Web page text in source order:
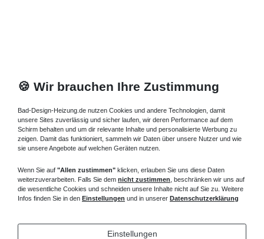
🍪 Wir brauchen Ihre Zustimmung
Bad-Design-Heizung.de nutzen Cookies und andere Technologien, damit
unsere Sites zuverlässig und sicher laufen, wir deren Performance auf dem
Schirm behalten und um dir relevante Inhalte und personalisierte Werbung zu
zeigen. Damit das funktioniert, sammeln wir Daten über unsere Nutzer und wie
sie unsere Angebote auf welchen Geräten nutzen.
Wenn Sie auf "Allen zustimmen" klicken, erlauben Sie uns diese Daten
weiterzuverarbeiten. Falls Sie dem nicht zustimmen , beschränken wir uns auf
die wesentliche Cookies und schneiden unsere Inhalte nicht auf Sie zu. Weitere
Infos finden Sie in den Einstellungen und in unserer Datenschutzerklärung
Einstellungen